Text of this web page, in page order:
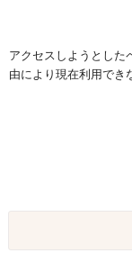
アクセスしようとした
由により現在利用でき